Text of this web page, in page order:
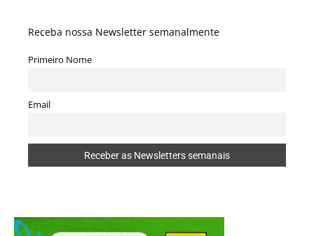
Receba nossa Newsletter semanalmente
Primeiro Nome
Email